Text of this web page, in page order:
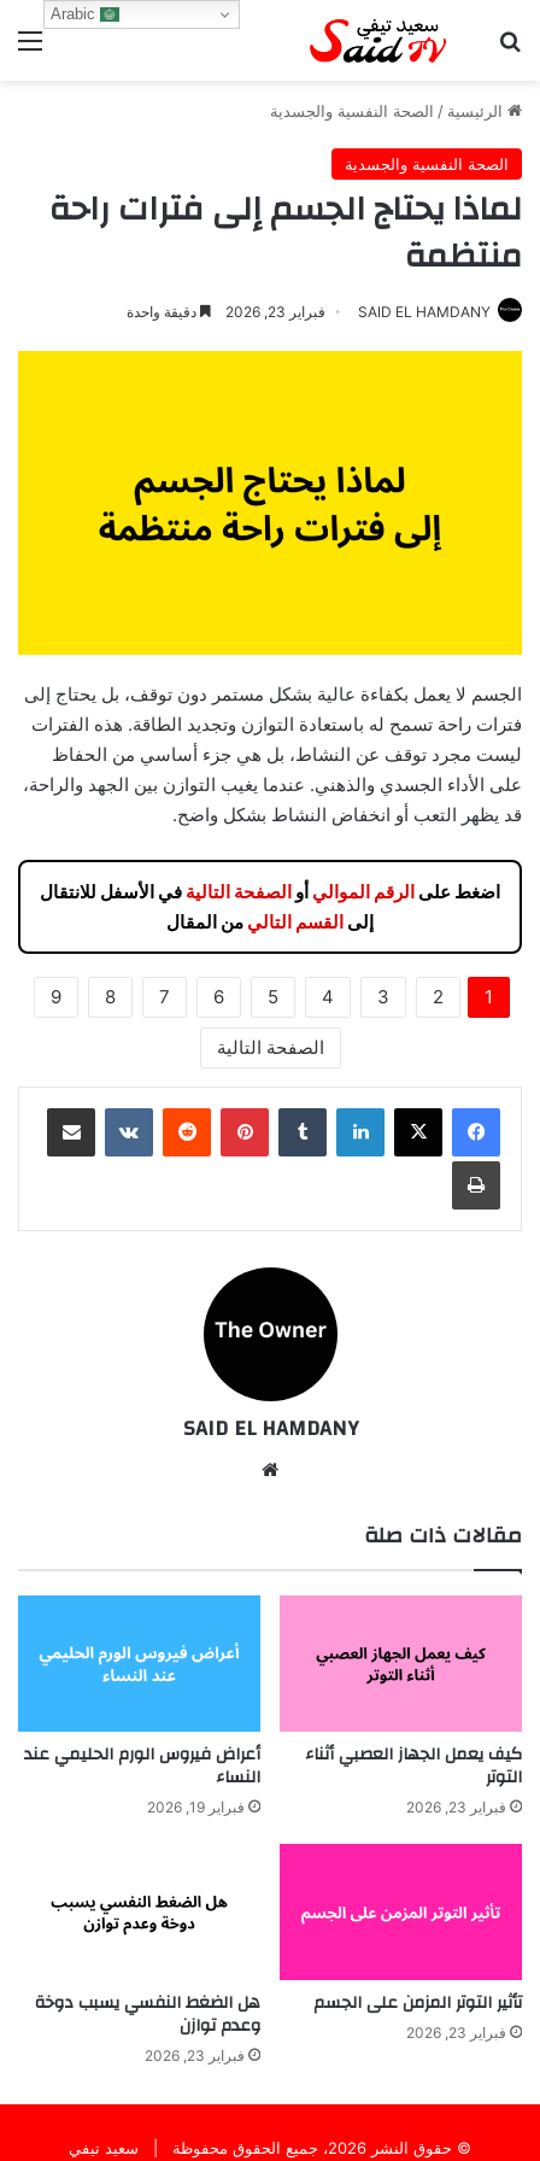
بحث عن
الرئيسية / الصحة النفسية والجسدية
الصحة النفسية والجسدية
لماذا يحتاج الجسم إلى فترات راحة
منتظمة
SAID EL HAMDANY فبراير 23, 2026 دقيقة واحدة
الجسم لا يعمل بكفاءة عالية بشكل مستمر دون توقف، بل يحتاج إلى
فترات راحة تسمح له باستعادة التوازن وتجديد الطاقة. هذه الفترات
ليست مجرد توقف عن النشاط، بل هي جزء أساسي من الحفاظ
على الأداء الجسدي والذهني. عندما يغيب التوازن بين الجهد والراحة،
قد يظهر التعب أو انخفاض النشاط بشكل واضح.
اضغط على الرقم الموالي أو الصفحة التالية في الأسفل للانتقال
إلى القسم التالي من المقال
1
2
3
4
5
6
7
8
9
الصفحة التالية
لينكدإن بينتيريست مشاركة عبر البريد
طباعة
SAID EL HAMDANY
مقالات ذات صلة
كيف يعمل الجهاز العصبي أثناء
التوتر
فبراير 23, 2026
أعراض فيروس الورم الحليمي عند
النساء
فبراير 19, 2026
تأثير التوتر المزمن على الجسم
فبراير 23, 2026
هل الضغط النفسي يسبب دوخة
وعدم توازن
فبراير 23, 2026
© حقوق النشر 2026، جميع الحقوق محفوظة | سعيد تيفي